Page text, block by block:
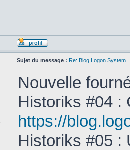
Sujet du message : Re: Blog Logon System
Nouvelle
Historiks #04 :
https://
Historiks #05 :